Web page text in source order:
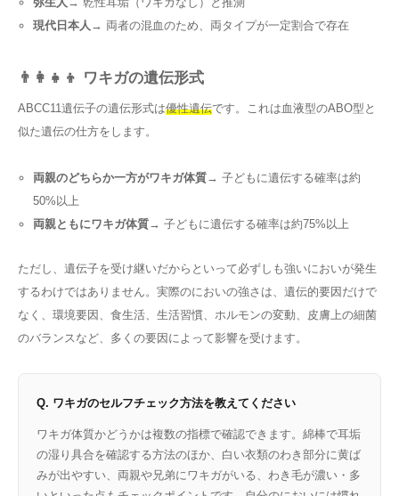
現代日本人 → 両者の混血のため、両タイプが一定割合で存在
👨‍👩‍👧‍👦 ワキガの遺伝形式
ABCC11遺伝子の遺伝形式は優性遺伝です。これは血液型のABO型と
似た遺伝の仕方をします。
両親のどちらか一方がワキガ体質→ 子どもに遺伝する確率は約
50%以上
両親ともにワキガ体質→ 子どもに遺伝する確率は約75%以上
ただし、遺伝子を受け継いだからといって必ずしも強いにおいが発生
するわけではありません。実際のにおいの強さは、遺伝的要因だけで
なく、環境要因、食生活、生活習慣、ホルモンの変動、皮膚上の細菌
のバランスなど、多くの要因によって影響を受けます。
Q. ワキガのセルフチェック方法を教えてください
ワキガ体質かどうかは複数の指標で確認できます。綿棒で耳垢
の湿り具合を確認する方法のほか、白い衣類のわき部分に黄ば
みが出やすい、両親や兄弟にワキガがいる、わき毛が濃い・多